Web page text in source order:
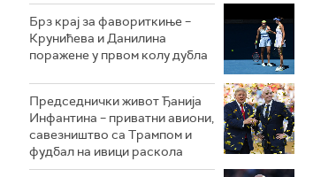
Брз крај за фавориткиње –
Крунићева и Данилина
поражене у првом колу дубла
Председнички живот Ђанија
Инфантина – приватни авиони,
савезништво са Трампом и
фудбал на ивици раскола